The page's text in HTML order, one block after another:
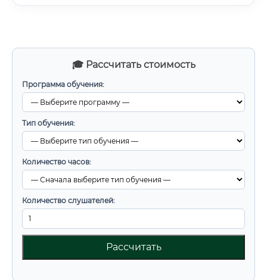
🎓 Рассчитать стоимость
Программа обучения:
Тип обучения:
Количество часов:
Количество слушателей:
Рассчитать